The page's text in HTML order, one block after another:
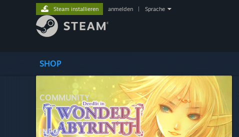
SHOP
COMMUNITY
INFO
Steam installieren anmelden Sprache